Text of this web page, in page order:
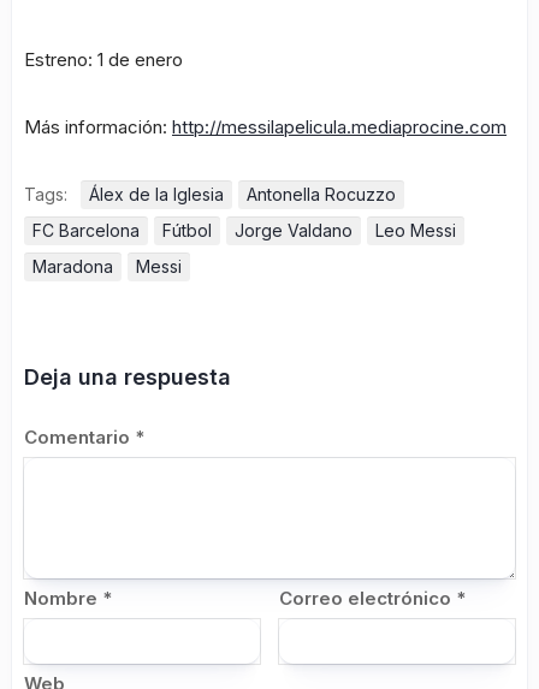
Estreno: 1 de enero
Más información: http://messilapelicula.mediaprocine.com
Tags: Álex de la Iglesia
Antonella Rocuzzo
FC Barcelona
Fútbol Jorge Valdano
Leo Messi
Maradona
Messi
Deja una respuesta
Comentario *
Nombre * Correo electrónico *
Web